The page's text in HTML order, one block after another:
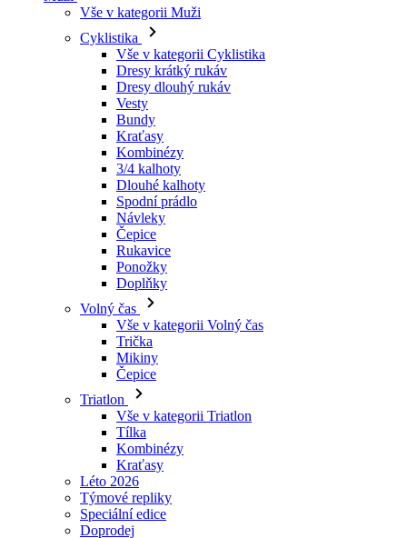
Dresy dlouhý rukáv
Vesty
Bundy
Kraťasy
Kombinézy
3/4 kalhoty
Dlouhé kalhoty
Spodní prádlo
Návleky
Čepice
Rukavice
Ponožky
Doplňky
Volný čas
Vše v kategorii Volný čas
Trička
Mikiny
Čepice
Triatlon
Vše v kategorii Triatlon
Tílka
Kombinézy
Kraťasy
Léto 2026
Týmové repliky
Speciální edice
Doprodej
Dárkové poukazy
Ženy
Vše v kategorii Ženy